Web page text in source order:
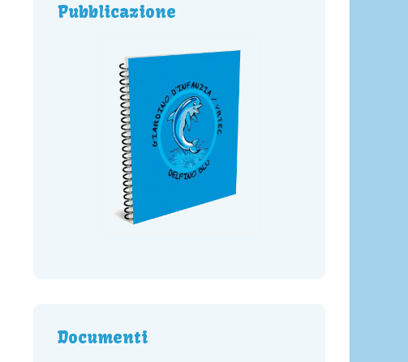
Pubblicazione
Documenti